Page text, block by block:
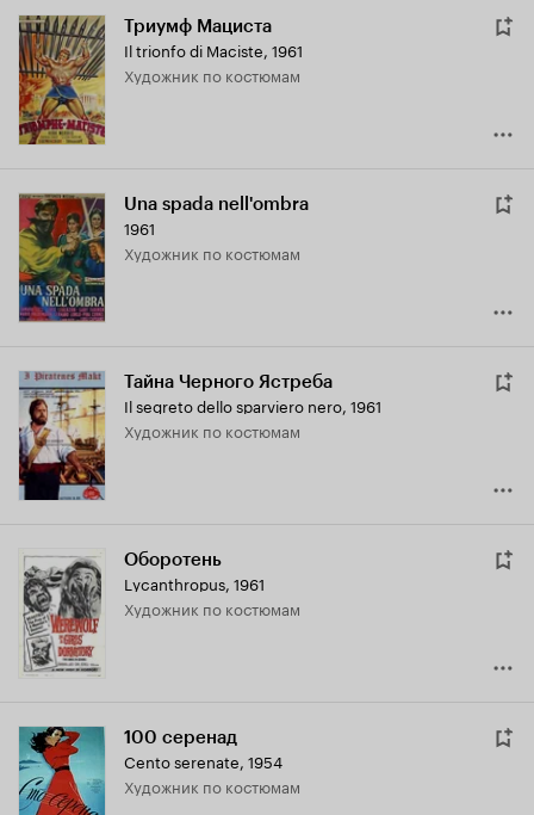
Триумф Мациста
Il trionfo di Maciste, 1961
Художник по костюмам
Una spada nell'ombra
1961
Художник по костюмам
Тайна Черного Ястреба
Il segreto dello sparviero nero, 1961
Художник по костюмам
Оборотень
Lycanthropus, 1961
Художник по костюмам
100 серенад
Cento serenate, 1954
Художник по костюмам